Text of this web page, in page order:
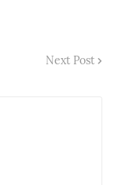
Next Post